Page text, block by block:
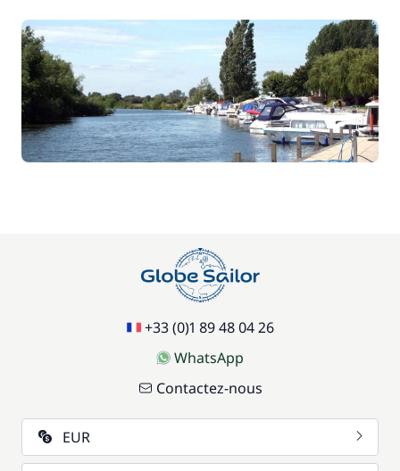
Location de vélo - Enfant 45,50 €
/ semaine
Paddle 77,00 €
/ semaine
Parking Voitures 70,00 €
+33 (0)1 89 48 04 26
WhatsApp
Contactez-nous
EUR